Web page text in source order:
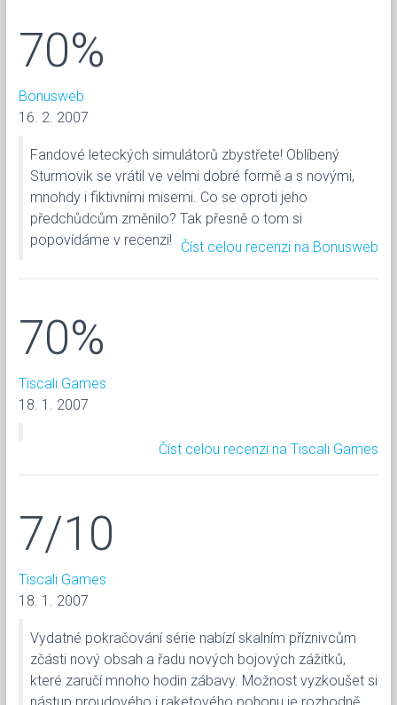
70%
Bonusweb
16. 2. 2007
Fandové leteckých simulátorů zbystřete! Oblíbený
Sturmovik se vrátil ve velmi dobré formě a s novými,
mnohdy i fiktivními misemi. Co se oproti jeho
předchůdcům změnilo? Tak přesně o tom si
popovídáme v recenzi!
Číst celou recenzi na Bonusweb
70%
Tiscali Games
18. 1. 2007
Číst celou recenzi na Tiscali Games
7/10
Tiscali Games
18. 1. 2007
Vydatné pokračování série nabízí skalním příznivcům
zčásti nový obsah a řadu nových bojových zážitků,
které zaručí mnoho hodin zábavy. Možnost vyzkoušet si
nástup proudového i raketového pohonu je rozhodně